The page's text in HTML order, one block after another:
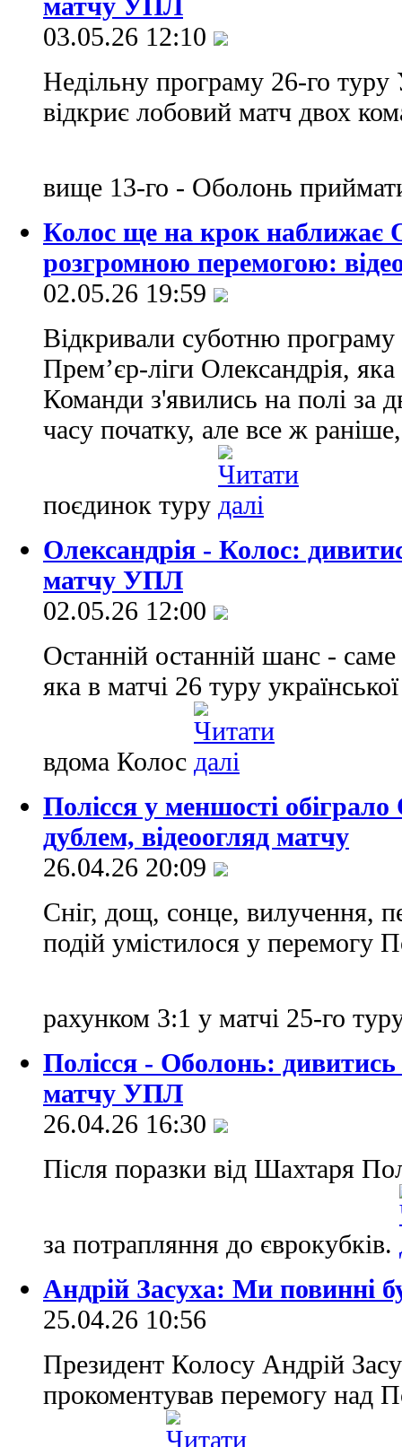
03.05.26 12:10
Недільну програму 26-го туру
відкриє лобовий матч двох
вище 13-го - Оболонь
Колос ще на крок наближає
розгромною перемогою:
02.05.26 19:59
Відкривали суботню програму
Прем’єр-ліги Олександрія,
Команди з'явились на полі за
часу початку, але все ж
поєдинок туру
Олександрія - Колос:
матчу УПЛ
02.05.26 12:00
Останній останній шанс -
яка в матчі 26 туру
вдома Колос
Полісся у меншості
дублем, відеоогляд матчу
26.04.26 20:09
Сніг, дощ, сонце, вилучення,
подій умістилося у перемогу
рахунком 3:1 у матчі 25-го
Полісся - Оболонь:
матчу УПЛ
26.04.26 16:30
Після поразки від Шахтаря
за потрапляння до єврокубків.
Андрій Засуха: Ми повинні
25.04.26 10:56
Президент Колосу Андрій
прокоментував перемогу над